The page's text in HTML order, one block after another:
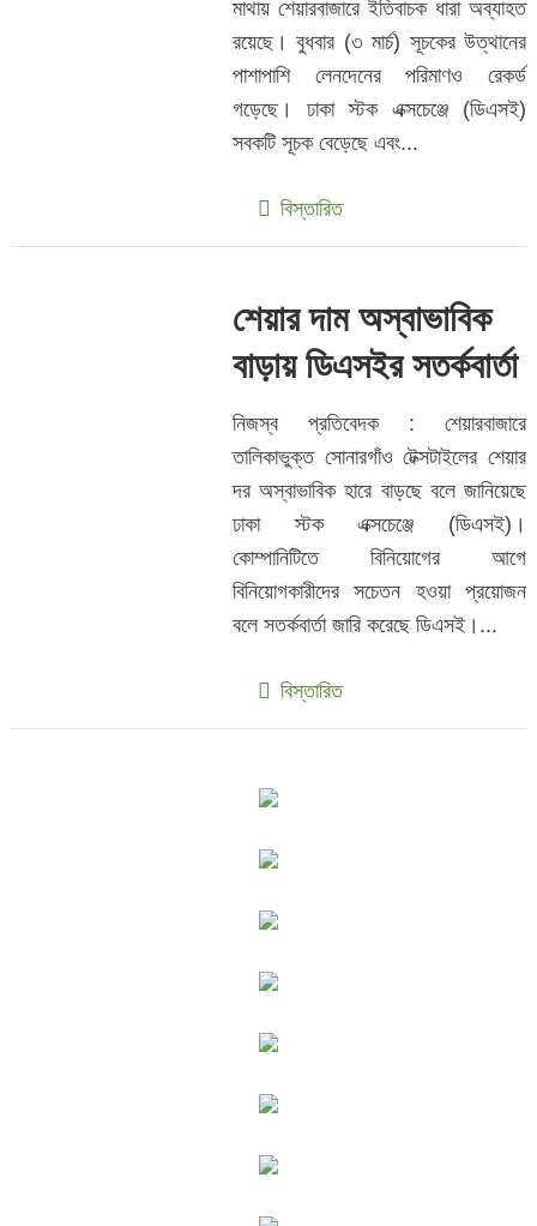
মাথায় শেয়ারবাজারে ইতিবাচক ধারা অব্যাহত
রয়েছে। বুধবার (৩ মার্চ) সূচকের উত্থানের
পাশাপাশি লেনদেনের পরিমাণও রেকর্ড
গড়েছে। ঢাকা স্টক এক্সচেঞ্জে (ডিএসই)
সবকটি সূচক বেড়েছে এবং...
বিস্তারিত
শেয়ার দাম অস্বাভাবিক
বাড়ায় ডিএসইর সতর্কবার্তা
নিজস্ব প্রতিবেদক : শেয়ারবাজারে
তালিকাভুক্ত সোনারগাঁও টেক্সটাইলের শেয়ার
দর অস্বাভাবিক হারে বাড়ছে বলে জানিয়েছে
ঢাকা স্টক এক্সচেঞ্জে (ডিএসই)।
কোম্পানিটিতে বিনিয়োগের আগে
বিনিয়োগকারীদের সচেতন হওয়া প্রয়োজন
বলে সতর্কবার্তা জারি করেছে ডিএসই।...
বিস্তারিত